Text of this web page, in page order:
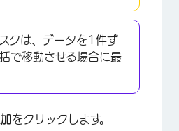
クは、データを1件ず
で移動させる場合に最
をクリックします。